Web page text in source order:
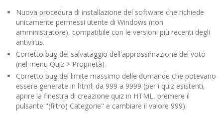
Nuova procedura di installazione del software che richiede
unicamente permessi utente di Windows (non
amministratore), compatibile con le versioni più recenti degli
antivirus.
Corretto bug del salvataggio dell'approssimazione del voto
(nel menu Quiz > Proprietà).
Corretto bug del limite massimo delle domande che potevano
essere generate in html: da 999 a 9999 (per i quiz esistenti,
aprire la finestra di creazione quiz in HTML, premere il
pulsante "(filtro) Categorie" e cambiare il valore 999).